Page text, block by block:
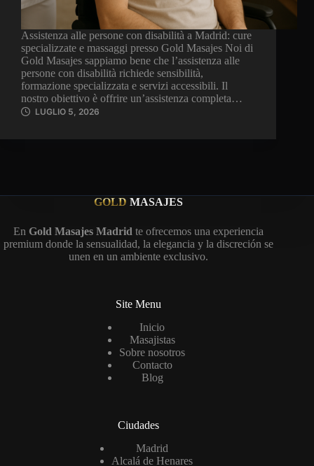
Assistenza alle persone con disabilità a Madrid: cure
specializzate e massaggi presso Gold Masajes Noi di
Gold Masajes sappiamo bene che l’assistenza alle
persone con disabilità richiede sensibilità,
formazione specializzata e servizi accessibili. Il
nostro obiettivo è offrire un’assistenza completa…
LUGLIO 5, 2026
GOLD MASAJES
En Gold Masajes Madrid te ofrecemos una experiencia
premium donde la sensualidad, la elegancia y la discreción se
unen en un ambiente exclusivo.
Site Menu
Inicio
Masajistas
Sobre nosotros
Contacto
Blog
Ciudades
Madrid
Alcalá de Henares